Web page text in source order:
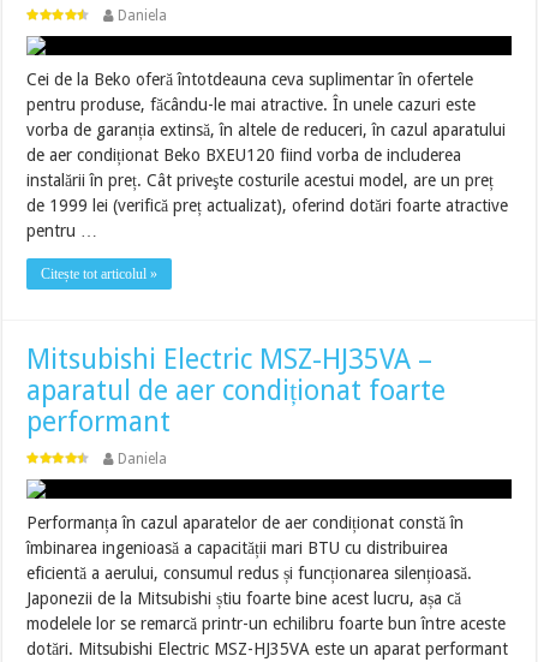
Daniela
Cei de la Beko oferă întotdeauna ceva suplimentar în ofertele
pentru produse, făcându-le mai atractive. În unele cazuri este
vorba de garanția extinsă, în altele de reduceri, în cazul aparatului
de aer condiționat Beko BXEU120 fiind vorba de includerea
instalării în preț. Cât priveşte costurile acestui model, are un preț
de 1999 lei (verifică preț actualizat), oferind dotări foarte atractive
pentru …
Citește tot articolul »
Mitsubishi Electric MSZ-HJ35VA –
aparatul de aer condiționat foarte
performant
Daniela
Performanța în cazul aparatelor de aer condiționat constă în
îmbinarea ingenioasă a capacității mari BTU cu distribuirea
eficientă a aerului, consumul redus și funcționarea silențioasă.
Japonezii de la Mitsubishi știu foarte bine acest lucru, așa că
modelele lor se remarcă printr-un echilibru foarte bun între aceste
dotări. Mitsubishi Electric MSZ-HJ35VA este un aparat performant